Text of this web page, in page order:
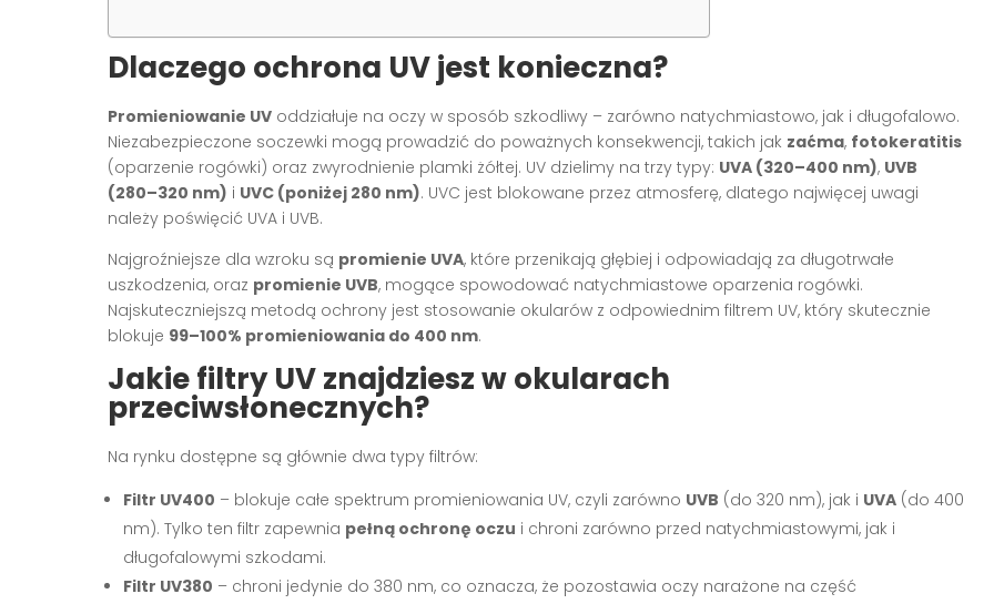
Dlaczego ochrona UV jest konieczna?
Promieniowanie UV oddziałuje na oczy w sposób szkodliwy – zarówno natychmiastowo, jak i długofalowo.
Niezabezpieczone soczewki mogą prowadzić do poważnych konsekwencji, takich jak zaćma, fotokeratitis
(oparzenie rogówki) oraz zwyrodnienie plamki żółtej. UV dzielimy na trzy typy: UVA (320–400 nm), UVB
(280–320 nm) i UVC (poniżej 280 nm). UVC jest blokowane przez atmosferę, dlatego najwięcej uwagi
należy poświęcić UVA i UVB.
Najgroźniejsze dla wzroku są promienie UVA, które przenikają głębiej i odpowiadają za długotrwałe
uszkodzenia, oraz promienie UVB, mogące spowodować natychmiastowe oparzenia rogówki.
Najskuteczniejszą metodą ochrony jest stosowanie okularów z odpowiednim filtrem UV, który skutecznie
blokuje 99–100% promieniowania do 400 nm.
Jakie filtry UV znajdziesz w okularach
przeciwsłonecznych?
Na rynku dostępne są głównie dwa typy filtrów:
Filtr UV400 – blokuje całe spektrum promieniowania UV, czyli zarówno UVB (do 320 nm), jak i UVA (do 400
nm). Tylko ten filtr zapewnia pełną ochronę oczu i chroni zarówno przed natychmiastowymi, jak i
długofalowymi szkodami.
Filtr UV380 – chroni jedynie do 380 nm, co oznacza, że pozostawia oczy narażone na część